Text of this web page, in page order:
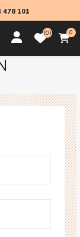
478 101
0 0